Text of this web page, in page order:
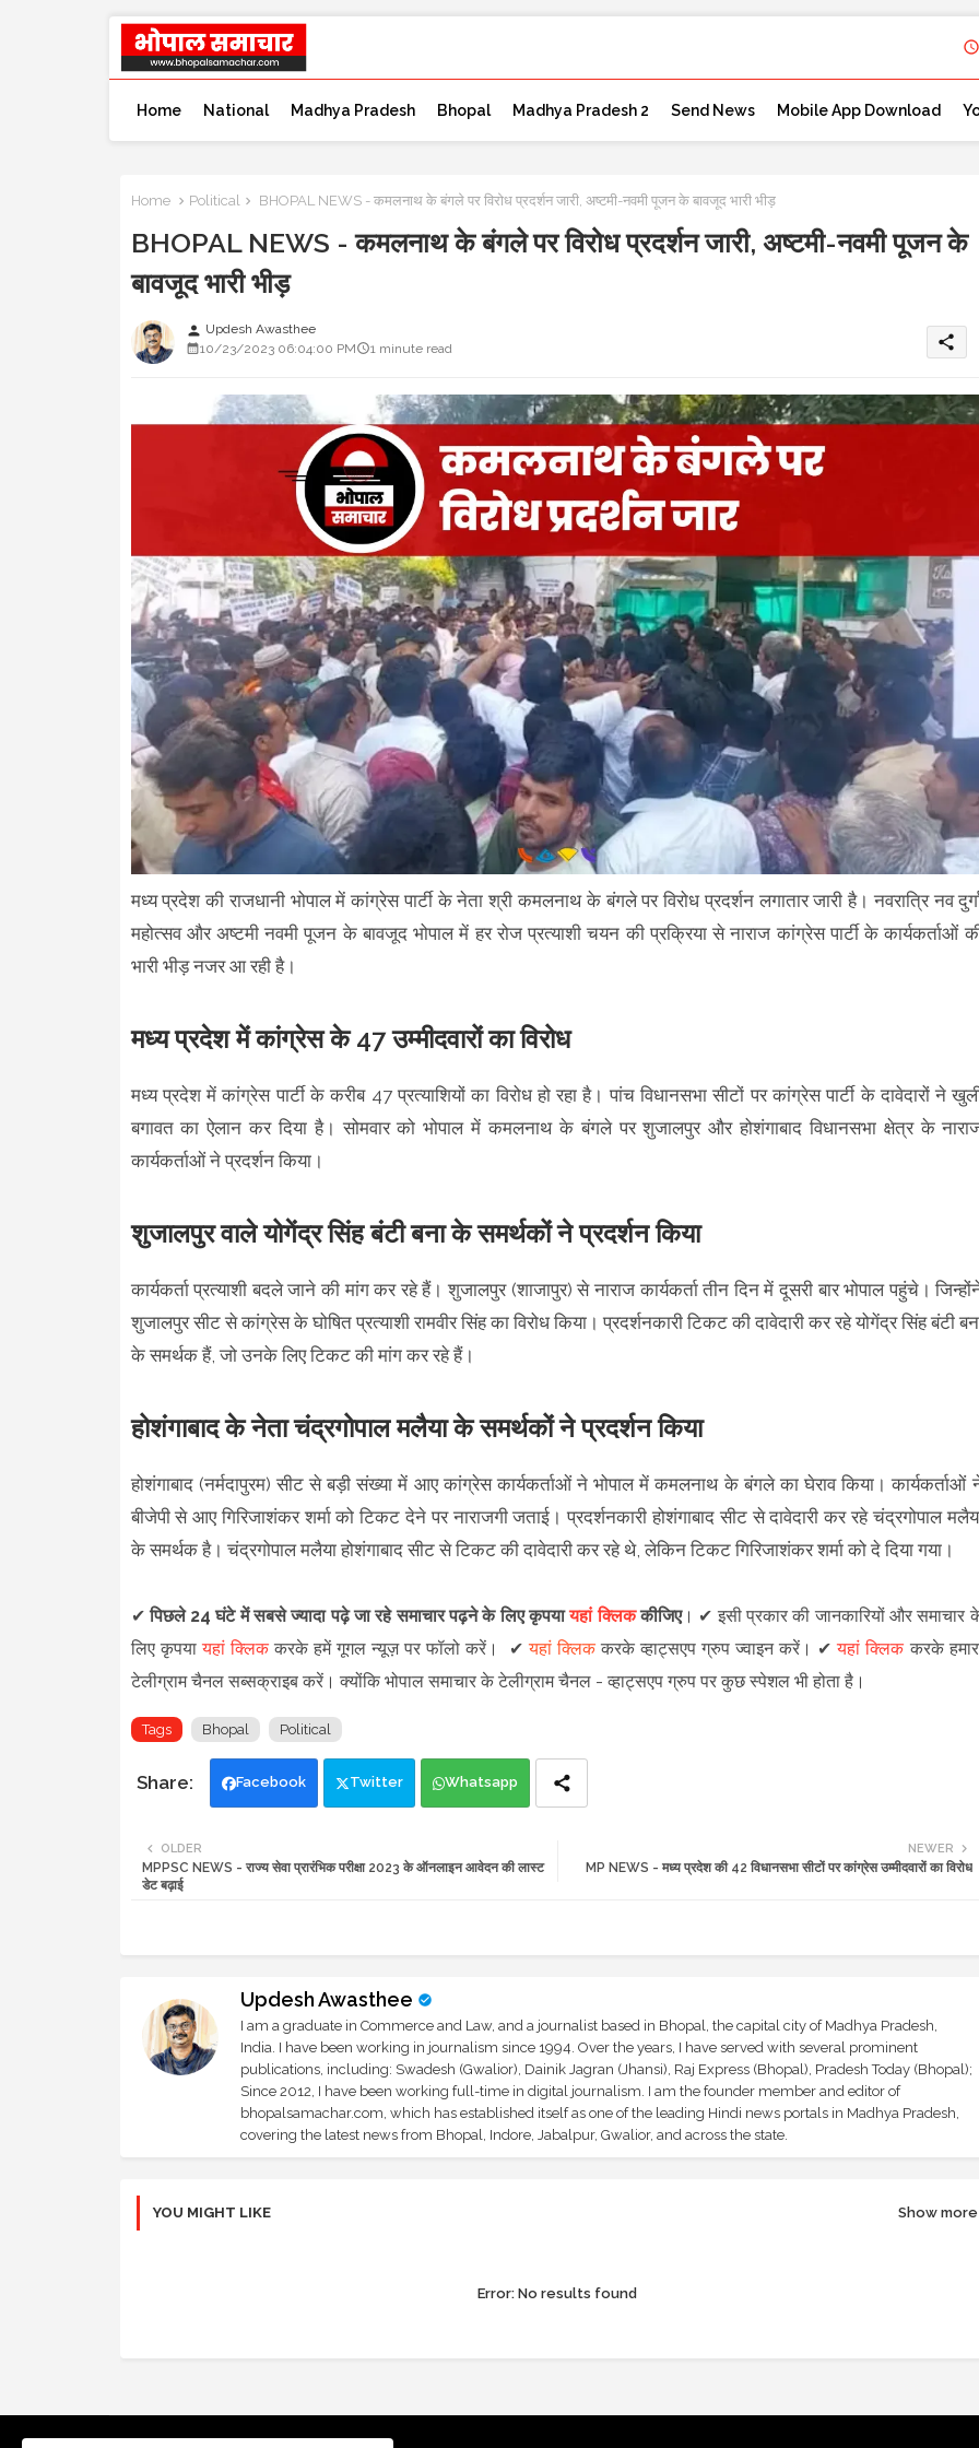
Home National Madhya Pradesh Bhopal Madhya Pradesh 2 Send News Mobile App Download
Home Political BHOPAL NEWS - कमलनाथ के बंगले पर विरोध प्रदर्शन जारी, अष्टमी-नवमी पूजन के बावजूद भारी भीड़
BHOPAL NEWS - कमलनाथ के बंगले पर विरोध प्रदर्शन जारी, अष्टमी-नवमी पूजन के
बावजूद भारी भीड़
person Updesh Awasthee
10/23/2023 06:04:00 PM
1 minute read share
मध्य प्रदेश की राजधानी भोपाल में कांग्रेस पार्टी के नेता श्री कमलनाथ के बंगले पर विरोध प्रदर्शन लगातार जारी है। नवरात्रि नव
महोत्सव और अष्टमी नवमी पूजन के बावजूद भोपाल में हर रोज प्रत्याशी चयन की प्रक्रिया से नाराज कांग्रेस पार्टी के कार्यकर्ताओं
भारी भीड़ नजर आ रही है।
मध्य प्रदेश में कांग्रेस के 47 उम्मीदवारों का विरोध
मध्य प्रदेश में कांग्रेस पार्टी के करीब 47 प्रत्याशियों का विरोध हो रहा है। पांच विधानसभा सीटों पर कांग्रेस पार्टी के दावेदारों ने
बगावत का ऐलान कर दिया है। सोमवार को भोपाल में कमलनाथ के बंगले पर शुजालपुर और होशंगाबाद विधानसभा क्षेत्र के
कार्यकर्ताओं ने प्रदर्शन किया।
शुजालपुर वाले योगेंद्र सिंह बंटी बना के समर्थकों ने प्रदर्शन किया
कार्यकर्ता प्रत्याशी बदले जाने की मांग कर रहे हैं। शुजालपुर (शाजापुर) से नाराज कार्यकर्ता तीन दिन में दूसरी बार भोपाल पहुंचे।
शुजालपुर सीट से कांग्रेस के घोषित प्रत्याशी रामवीर सिंह का विरोध किया। प्रदर्शनकारी टिकट की दावेदारी कर रहे योगेंद्र सिंह बंटी
के समर्थक हैं, जो उनके लिए टिकट की मांग कर रहे हैं।
होशंगाबाद के नेता चंद्रगोपाल मलैया के समर्थकों ने प्रदर्शन किया
होशंगाबाद (नर्मदापुरम) सीट से बड़ी संख्या में आए कांग्रेस कार्यकर्ताओं ने भोपाल में कमलनाथ के बंगले का घेराव किया। कार्यकर्ताओं
बीजेपी से आए गिरिजाशंकर शर्मा को टिकट देने पर नाराजगी जताई। प्रदर्शनकारी होशंगाबाद सीट से दावेदारी कर रहे चंद्रगोपाल
के समर्थक है। चंद्रगोपाल मलैया होशंगाबाद सीट से टिकट की दावेदारी कर रहे थे, लेकिन टिकट गिरिजाशंकर शर्मा को दे दिया गया।
✔ पिछले 24 घंटे में सबसे ज्यादा पढ़े जा रहे समाचार पढ़ने के लिए कृपयायहां क्लिककीजिए। ✔ इसी प्रकार की जानकारियों और समाचार
लिए कृपयायहां क्लिककरके हमें गूगल न्यूज़ पर फॉलो करें। ✔यहां क्लिककरके व्हाट्सएप ग्रुप ज्वाइनकरें । ✔यहां क्लिककरके
टेलीग्राम चैनल सब्सक्राइब करें। क्योंकि भोपाल समाचार के टेलीग्राम चैनल - व्हाट्सएप ग्रुपपर कुछ स्पेशल भी होता है।
Tags Bhopal Political
Facebook Twitter Whatsapp
NEWER
MP NEWS - मध्य प्रदेश की 42 विधानसभा सीटों पर कांग्रेस उम्मीदवारों का विरोध
OLDER
MPPSC NEWS - राज्य सेवा प्रारंभिक परीक्षा 2023 के ऑनलाइन आवेदन की लास्ट
डेट बढ़ाई
Updesh Awasthee
I am a graduate in Commerce and Law, and a journalist based in Bhopal, the capital city of Madhya Pradesh,
India. I have been working in journalism since 1994. Over the years, I have served with several prominent
publications, including: Swadesh (Gwalior), Dainik Jagran (Jhansi), Raj Express (Bhopal), Pradesh Today (Bhopal);
Since 2012, I have been working full-time in digital journalism. I am the founder member and editor of
bhopalsamachar.com, which has established itself as one of the leading Hindi news portals in Madhya Pradesh,
covering the latest news from Bhopal, Indore, Jabalpur, Gwalior, and across the state.
YOU MIGHT LIKE Show more
Error:No results found